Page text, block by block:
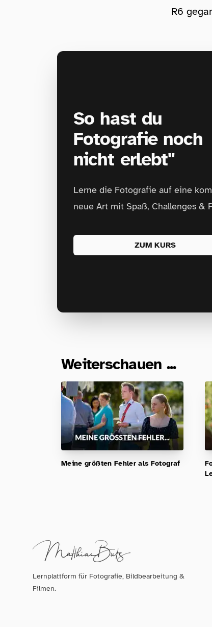
R6
So hast du
Fotografie noch
nicht erlebt"
Lerne die Fotografie auf eine
neue Art mit Spaß, Challenges &
ZUM KURS
Weiterschauen ...
Meine größten Fehler als Fotograf
Lernplattform für Fotografie, Bildbearbeitung &
Filmen.